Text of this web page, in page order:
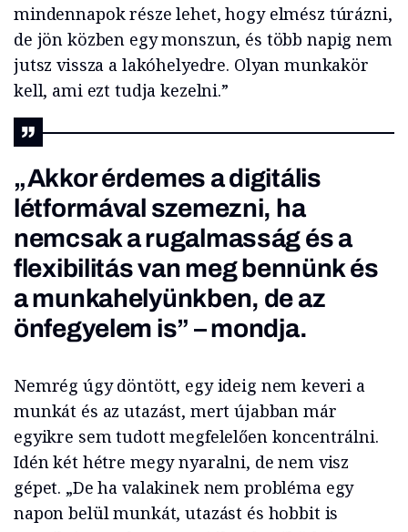
mindennapok része lehet, hogy elmész túrázni,
de jön közben egy monszun, és több napig nem
jutsz vissza a lakóhelyedre. Olyan munkakör
kell, ami ezt tudja kezelni.”
„Akkor érdemes a digitális
létformával szemezni, ha
nemcsak a rugalmasság és a
flexibilitás van meg bennünk és
a munkahelyünkben, de az
önfegyelem is” – mondja.
Nemrég úgy döntött, egy ideig nem keveri a
munkát és az utazást, mert újabban már
egyikre sem tudott megfelelően koncentrálni.
Idén két hétre megy nyaralni, de nem visz
gépet. „De ha valakinek nem probléma egy
napon belül munkát, utazást és hobbit is